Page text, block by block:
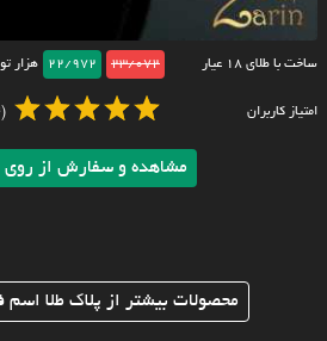
ساخت با طلای ۱۸ عیار 23/072
22/972 هزار
امتیاز کاربران (904)
مشاهده و سفارش از روی
محصولات بیشتر از پلاک طلا